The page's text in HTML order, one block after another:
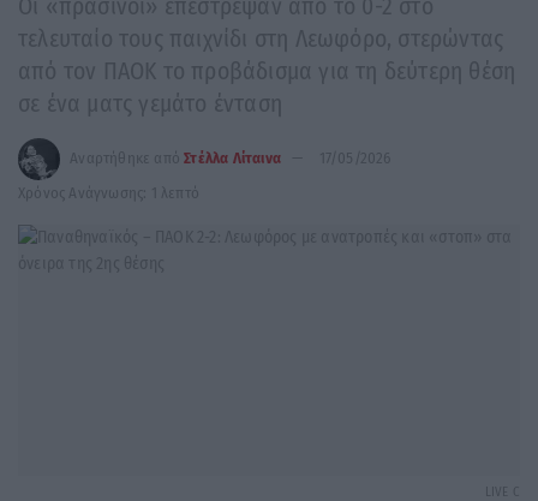
Οι «πράσινοι» επέστρεψαν από το 0-2 στο
τελευταίο τους παιχνίδι στη Λεωφόρο, στερώντας
από τον ΠΑΟΚ το προβάδισμα για τη δεύτερη θέση
σε ένα ματς γεμάτο ένταση
Αναρτήθηκε από Στέλλα Λίταινα
17/05/2026
Χρόνος Ανάγνωσης: 1 λεπτό
LIVE C